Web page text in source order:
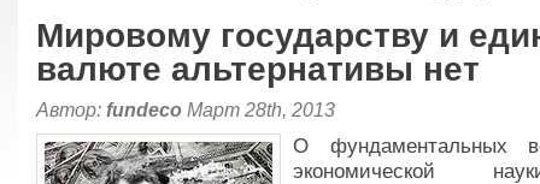
Мировому государству и
валюте альтернативы нет
Автор: fundeco Март 28th, 2013
О фундаментальных
экономической